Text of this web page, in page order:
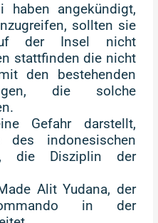
haben angekündigt,
sollten sie
der Insel nicht
stattfinden die nicht
den bestehenden
die solche
Gefahr darstellt,
indonesischen
die Disziplin der
Alit Yudana, der
in der